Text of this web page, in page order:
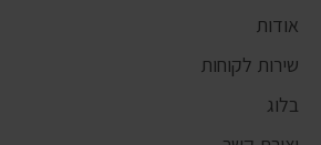
אודות
שירות לקוחות
בלוג